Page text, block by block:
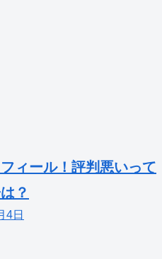
ィール！評判悪いって
？
4日